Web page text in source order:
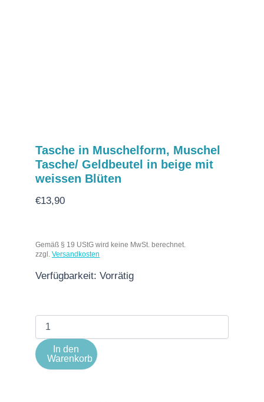
Tasche in Muschelform, Muschel
Tasche/ Geldbeutel in beige mit
weissen Blüten
€13,90
Gemäß § 19 UStG wird keine MwSt. berechnet.
zzgl. Versandkosten
Verfügbarkeit: Vorrätig
In den
Warenkorb